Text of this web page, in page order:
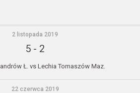
2 listopada 2019
5 - 2
Ł. vs Lechia Tomaszów Maz.
22 czerwca 2019